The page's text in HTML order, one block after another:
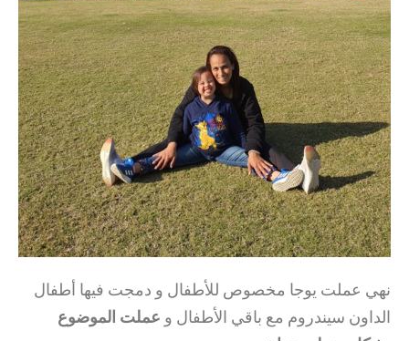
نهي عملت يوجا مخصوص للأطفال و دمجت فيها أطفال
الداون سيندروم مع باقي الأطفال و عملت الموضوع